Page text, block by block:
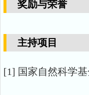
奖励与荣誉
主持项目
[1] 国家自然科学